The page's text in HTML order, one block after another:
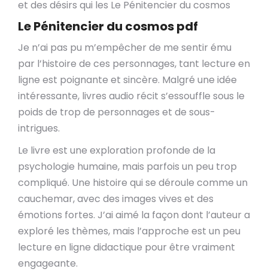
et des désirs qui les Le Pénitencier du cosmos
Le Pénitencier du cosmos pdf
Je n’ai pas pu m’empêcher de me sentir ému
par l’histoire de ces personnages, tant lecture en
ligne est poignante et sincère. Malgré une idée
intéressante, livres audio récit s’essouffle sous le
poids de trop de personnages et de sous-
intrigues.
Le livre est une exploration profonde de la
psychologie humaine, mais parfois un peu trop
compliqué. Une histoire qui se déroule comme un
cauchemar, avec des images vives et des
émotions fortes. J’ai aimé la façon dont l’auteur a
exploré les thèmes, mais l’approche est un peu
lecture en ligne didactique pour être vraiment
engageante.